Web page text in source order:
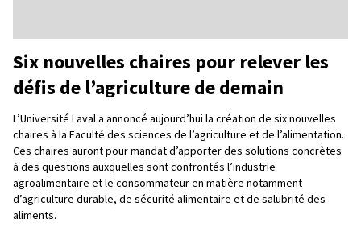
Six nouvelles chaires pour relever les
défis de l’agriculture de demain
L’Université Laval a annoncé aujourd’hui la création de six nouvelles
chaires à la Faculté des sciences de l’agriculture et de l’alimentation.
Ces chaires auront pour mandat d’apporter des solutions concrètes
à des questions auxquelles sont confrontés l’industrie
agroalimentaire et le consommateur en matière notamment
d’agriculture durable, de sécurité alimentaire et de salubrité des
aliments.